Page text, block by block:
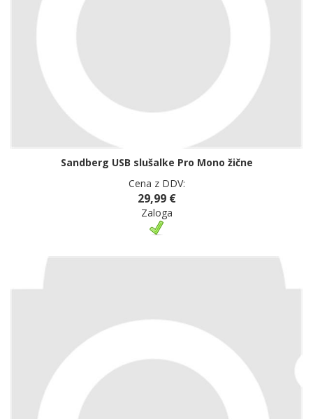
Sandberg USB slušalke Pro Mono žične
Cena z DDV:
29,99 €
Zaloga